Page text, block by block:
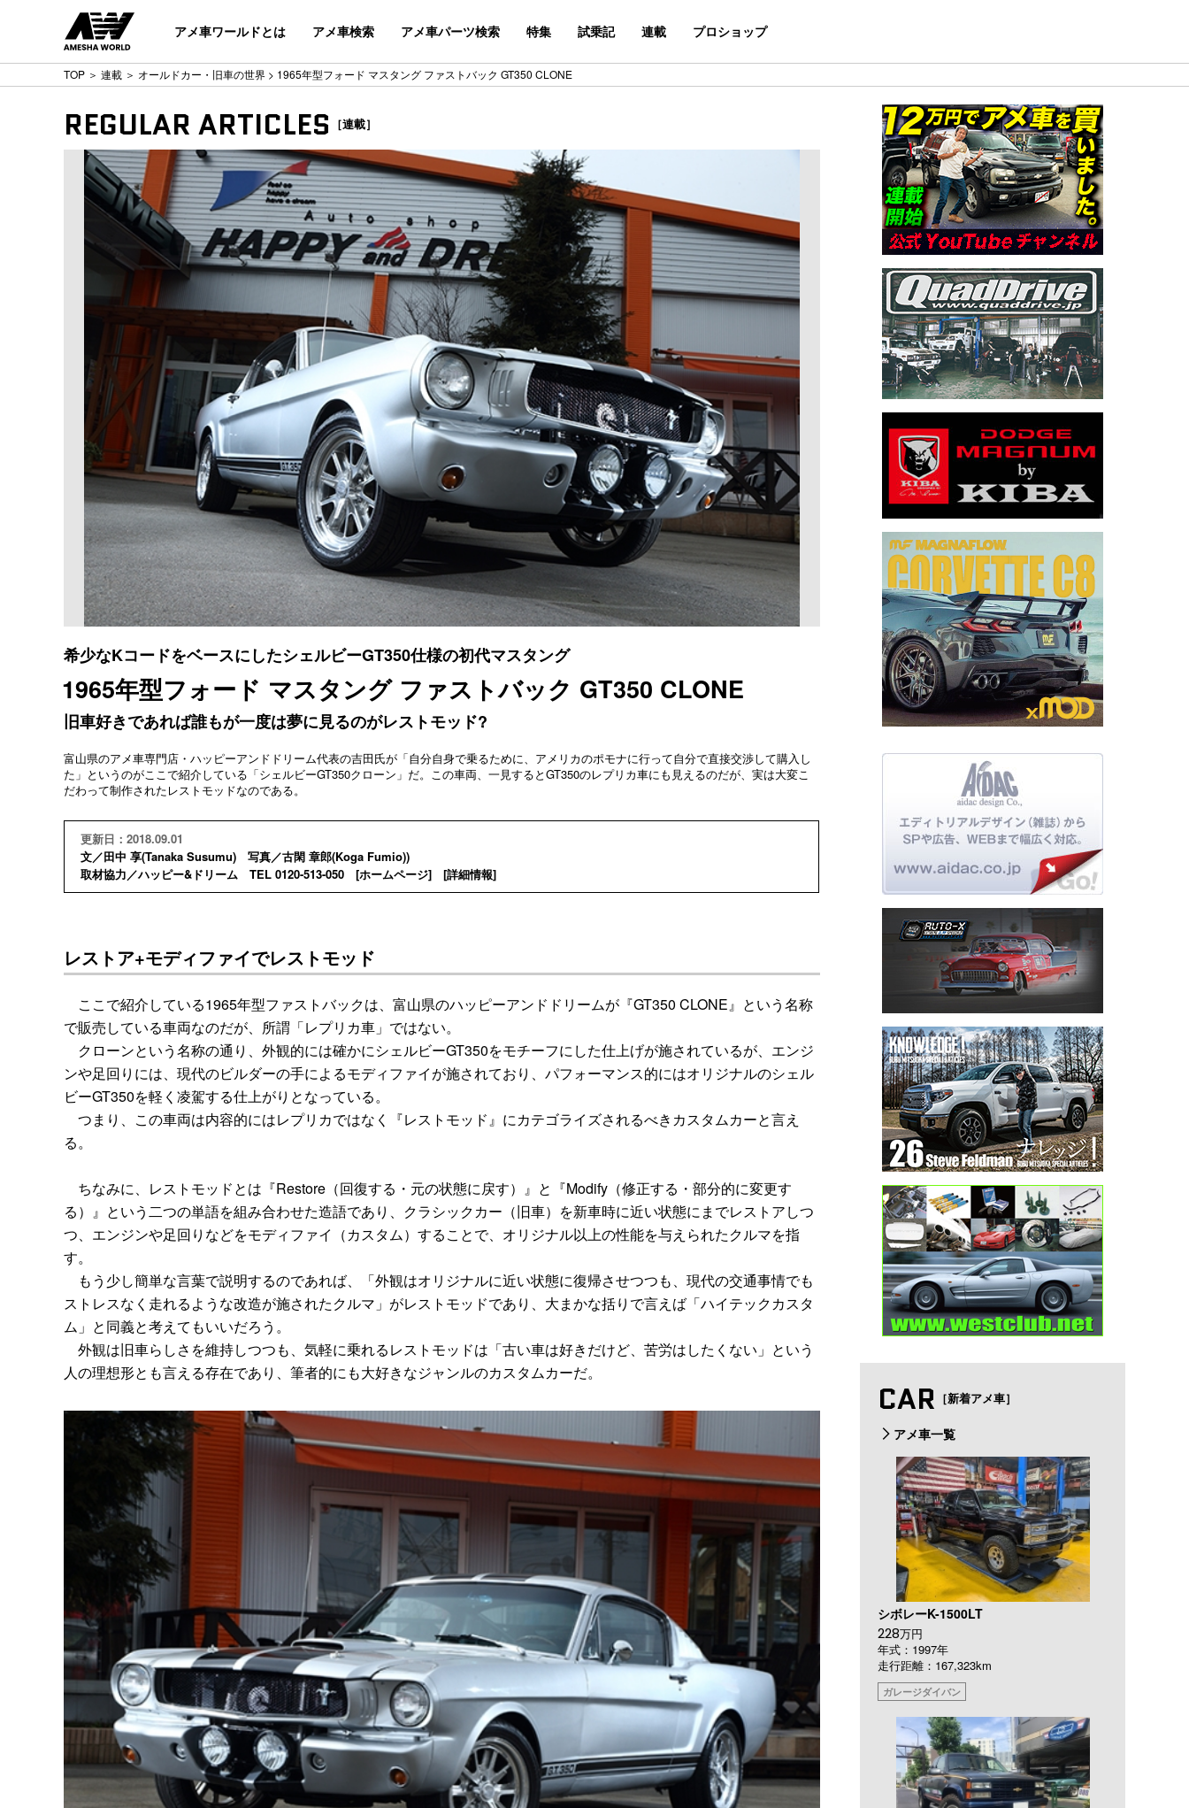
アメ車ワールドとは アメ車検索 アメ車パーツ検索 特集 試乗記 連載 プロショップ
TOP ＞ 連載 ＞ オールドカー・旧車の世界 > 1965年型フォード マスタング ファストバック GT350 CLONE
REGULAR ARTICLES ［連載］
希少なKコードをベースにしたシェルビーGT350仕様の初代マスタング
1965年型フォード マスタング ファストバック GT350 CLONE
旧車好きであれば誰もが一度は夢に見るのがレストモッド?
富山県のアメ車専門店・ハッピーアンドドリーム代表の吉田氏が「自分自身で乗るために、アメリカのポモナに行って自分で直接交渉して購入し
た」というのがここで紹介している「シェルビーGT350クローン」だ。この車両、一見するとGT350のレプリカ車にも見えるのだが、実は大変こ
だわって制作されたレストモッドなのである。
更新日：2018.09.01
文／田中 享(Tanaka Susumu) 写真／古閑 章郎(Koga Fumio))
取材協力／ハッピー&ドリーム TEL 0120-513-050 [ホームページ] [詳細情報]
レストア+モディファイでレストモッド
ここで紹介している1965年型ファストバックは、富山県のハッピーアンドドリームが『GT350 CLONE』という名称
で販売している車両なのだが、所謂「レプリカ車」ではない。
クローンという名称の通り、外観的には確かにシェルビーGT350をモチーフにした仕上げが施されているが、エンジ
ンや足回りには、現代のビルダーの手によるモディファイが施されており、パフォーマンス的にはオリジナルのシェル
ビーGT350を軽く凌駕する仕上がりとなっている。
つまり、この車両は内容的にはレプリカではなく『レストモッド』にカテゴライズされるべきカスタムカーと言え
る。
ちなみに、レストモッドとは『Restore（回復する・元の状態に戻す）』と『Modify（修正する・部分的に変更す
る）』という二つの単語を組み合わせた造語であり、クラシックカー（旧車）を新車時に近い状態にまでレストアしつ
つ、エンジンや足回りなどをモディファイ（カスタム）することで、オリジナル以上の性能を与えられたクルマを指
す。
もう少し簡単な言葉で説明するのであれば、「外観はオリジナルに近い状態に復帰させつつも、現代の交通事情でも
ストレスなく走れるような改造が施されたクルマ」がレストモッドであり、大まかな括りで言えば「ハイテックカスタ
ム」と同義と考えてもいいだろう。
外観は旧車らしさを維持しつつも、気軽に乗れるレストモッドは「古い車は好きだけど、苦労はしたくない」という
人の理想形とも言える存在であり、筆者的にも大好きなジャンルのカスタムカーだ。
CAR ［新着アメ車］
アメ車一覧
シボレーK-1500LT
228万円
年式：1997年
走行距離：167,323km
ガレージダイバン